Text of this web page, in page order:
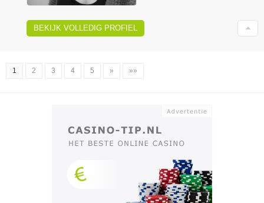
BEKIJK VOLLEDIG PROFIEL
1 2 3 4 5 » »»